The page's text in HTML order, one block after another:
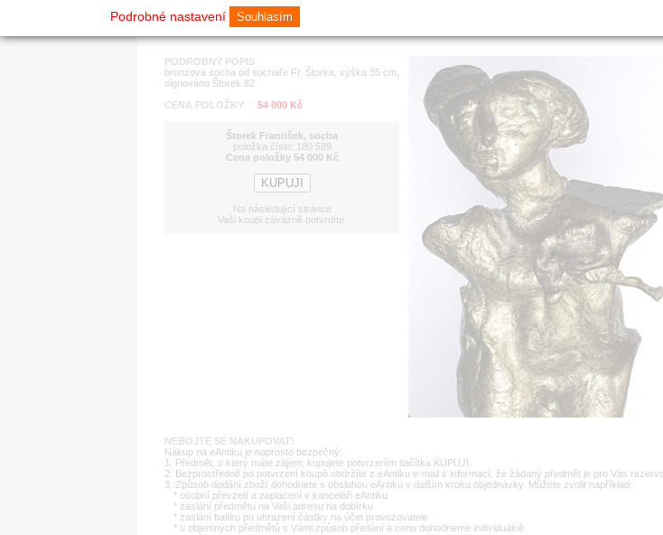
PODROBNÝ POPIS
bronzová socha od sochaře Fr. Štorka, výška 35 cm,
signováno Štorek 82
CENA POLOŽKY
54 000 Kč
Štorek František, socha
položka číslo: 180 589
Cena položky 54 000 Kč
Na následující stránce
Vaši koupi závazně potvrdíte.
NEBOJTE SE NAKUPOVAT!
Nákup na eAntiku je naprosto bezpečný:
1. Předmět, o který máte zájem, kupujete potvrzením tlačítka KUPUJI.
2. Bezprostředně po potvrzení koupě obdržíte z eAntiku e-mail s informací, že žádaný předmět je pro Vás
3. Způsob dodání zboží dohodnete s obsluhou eAntiku v dalším kroku objednávky. Můžete zvolit například:
* osobní převzetí a zaplacení v kanceláři eAntiku
* zaslání předmětu na Vaši adresu na dobírku
* zaslání balíku po uhrazení částky na účet provozovatele
* u objemných předmětů s Vámi způsob předání a cenu dohodneme individuálně
Podrobné nastavení Souhlasím